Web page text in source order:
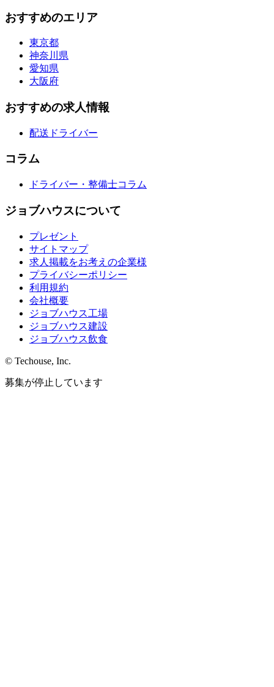
おすすめのエリア
東京都
神奈川県
愛知県
大阪府
おすすめの求人情報
配送ドライバー
コラム
ドライバー・整備士コラム
ジョブハウスについて
プレゼント
サイトマップ
求人掲載をお考えの企業様
プライバシーポリシー
利用規約
会社概要
ジョブハウス工場
ジョブハウス建設
ジョブハウス飲食
© Techouse, Inc.
募集が停止しています